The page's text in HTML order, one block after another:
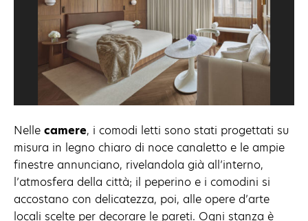
Nelle camere, i comodi letti sono stati progettati su
misura in legno chiaro di noce canaletto e le ampie
finestre annunciano, rivelandola già all’interno,
l’atmosfera della città; il peperino e i comodini si
accostano con delicatezza, poi, alle opere d’arte
locali scelte per decorare le pareti. Ogni stanza è